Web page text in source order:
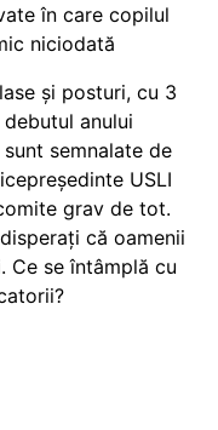
în care copilul
niciodată
și posturi, cu 3
anului
semnalate de
USLI
grav de tot.
că oamenii
Ce se întâmplă cu